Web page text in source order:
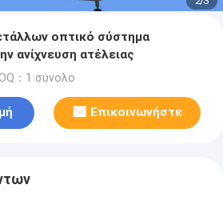
οπτικό σύστημα
ανίχνευση ατέλειας
：1 σύνολο
Επικοινωνήστε